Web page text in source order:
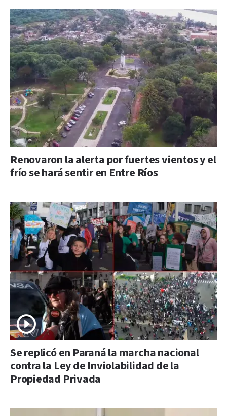
Renovaron la alerta por fuertes vientos y el
frío se hará sentir en Entre Ríos
Se replicó en Paraná la marcha nacional
contra la Ley de Inviolabilidad de la
Propiedad Privada